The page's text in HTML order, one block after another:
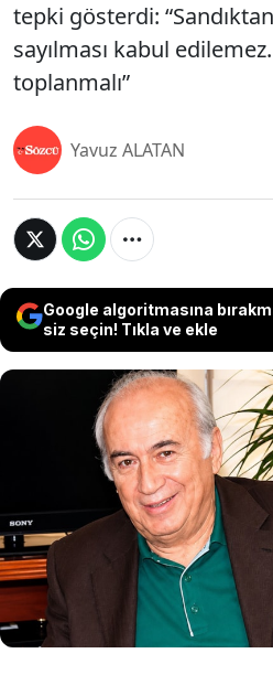
tepki gösterdi:
sayılması kabul
toplanmalı”
Yavuz ALATAN
Google algoritmasına
siz seçin! Tıkla ve ekle
Eski Sinop
Kurultay’ın
tepki gösterdi:
yok sayılması
derhal toplanmalı”